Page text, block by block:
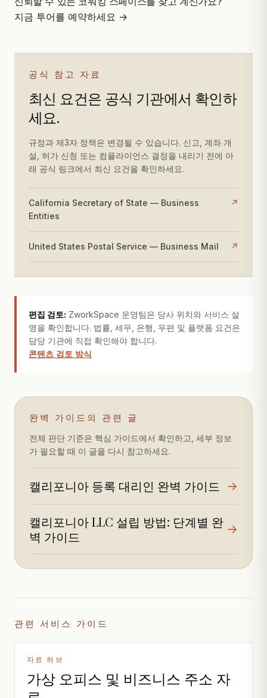
지금 투어를 예약하세요 →
공식 참고 자료
최신 요건은 공식 기관에서 확인하
세요.
규정과 제3자 정책은 변경될 수 있습니다. 신고, 계좌 개
설, 허가 신청 또는 컴플라이언스 결정을 내리기 전에 아
래 공식 링크에서 최신 요건을 확인하세요.
California Secretary of State — Business
Entities
↗
United States Postal Service — Business Mail ↗
편집 검토: ZworkSpace 운영팀은 당사 위치와 서비스 설
명을 확인합니다. 법률, 세무, 은행, 우편 및 플랫폼 요건은
담당 기관에 직접 확인해야 합니다.
콘텐츠 검토 방식
완벽 가이드의 관련 글
전체 판단 기준은 핵심 가이드에서 확인하고, 세부 정보
가 필요할 때 이 글을 다시 참고하세요.
캘리포니아 등록 대리인 완벽 가이드 →
캘리포니아 LLC 설립 방법: 단계별 완
벽 가이드
→
관련 서비스 가이드
자료 허브
가상 오피스 및 비즈니스 주소 자